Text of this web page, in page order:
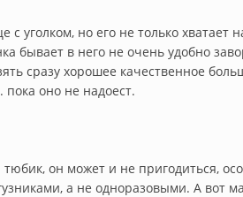
уголком, но его не только хватает
бывает в него не очень удобно
сразу хорошее качественное
пока оно не надоест.
он может и не пригодиться,
а не одноразовыми. А вот